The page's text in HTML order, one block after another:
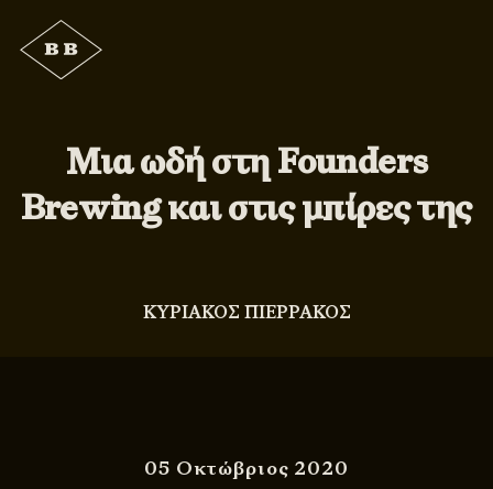
Μια ωδή στη Founders
Brewing και στις μπίρες της
ΚΥΡΙΑΚΟΣ ΠΙΕΡΡΑΚΟΣ
05 Οκτώβριος 2020